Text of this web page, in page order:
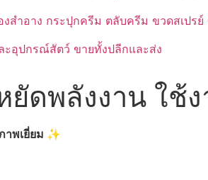
สำอาง กระปุกครีม ตลับครีม ขวดสเปร
อุปกรณ์สัตว์ ขายทั้งปลีกและส่ง
ยัดพลังงาน ใช้
พเยี่ยม ✨